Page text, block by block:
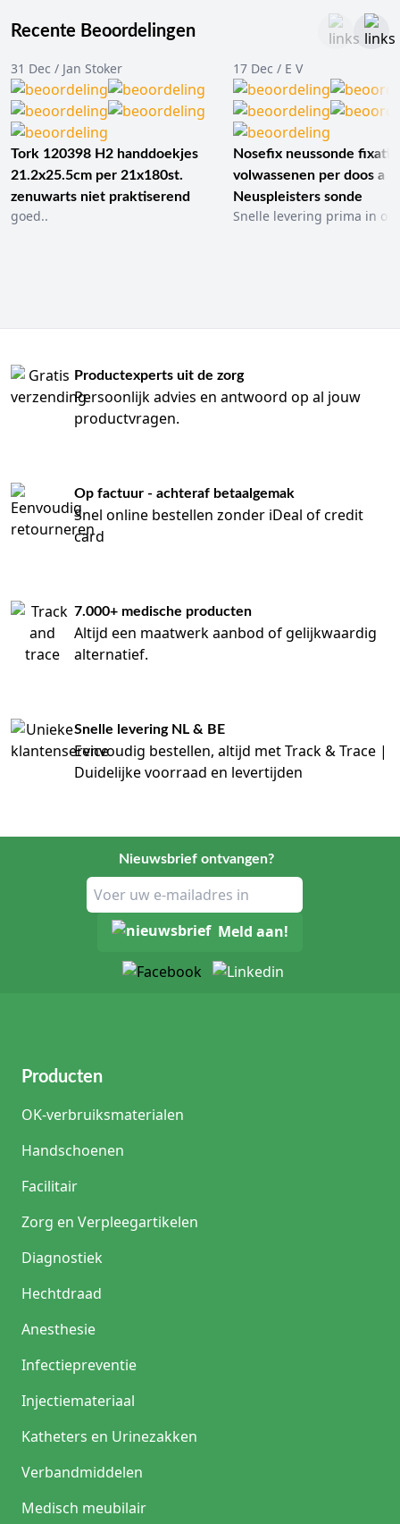
Recente Beoordelingen
31 Dec / Jan Stoker
Tork 120398 H2 handdoekjes
21.2x25.5cm per 21x180st.
zenuwarts niet praktiserend
goed..
17 Dec / E V
Nosefix neussonde
volwassenen per doos a
Neuspleisters sonde
Snelle levering prima in
Productexperts uit de zorg
Persoonlijk advies en antwoord op al jouw
productvragen.
Op factuur - achteraf betaalgemak
Snel online bestellen zonder iDeal of credit
card
7.000+ medische producten
Altijd een maatwerk aanbod of gelijkwaardig
alternatief.
Snelle levering NL & BE
Eenvoudig bestellen, altijd met Track & Trace |
Duidelijke voorraad en levertijden
Nieuwsbrief ontvangen?
Meld aan!
Producten
OK-verbruiksmaterialen
Handschoenen
Facilitair
Zorg en Verpleegartikelen
Diagnostiek
Hechtdraad
Anesthesie
Infectiepreventie
Injectiemateriaal
Katheters en Urinezakken
Verbandmiddelen
Medisch meubilair